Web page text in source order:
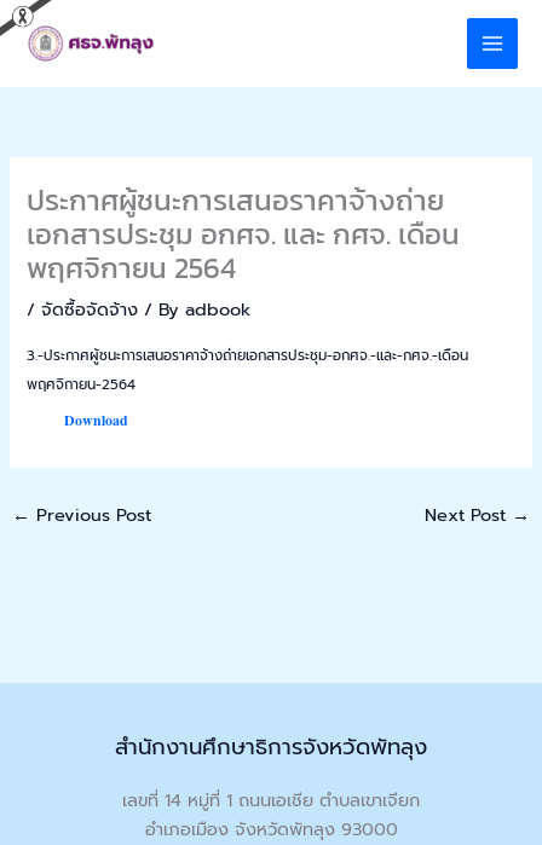
Skip
to
ประกาศผู้ชนะการเสนอราคาจ้างถ่าย
เอกสารประชุม อกศจ. และ กศจ. เดือน
พฤศจิกายน 2564
/จัดซื้อจัดจ้าง / Byadbook
3.-ประกาศผู้ชนะการเสนอราคาจ้างถ่ายเอกสารประชุม-อกศจ.-และ-กศจ.-เดือน
พฤศจิกายน-2564
Download
← Previous Post Next Post →
สำนักงานศึกษาธิการจังหวัดพัทลุง
เลขที่ 14 หมู่ที่ 1 ถนนเอเชีย ตำบลเขาเจียก
อำเภอเมือง จังหวัดพัทลุง 93000